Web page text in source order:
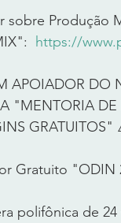
sobre Produção
https://
DO
"MENTORIA
Gratuito "ODIN
polifônica de